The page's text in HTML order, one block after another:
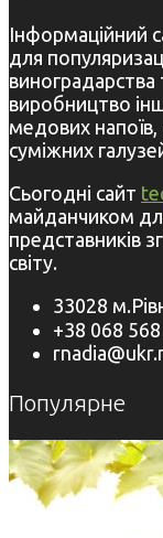
Інформаційний
для
виробництво
медових напоїв,
суміжних
Сьогодні сайт
майданчиком
представників
світу.
33028
+38 068
Популярне